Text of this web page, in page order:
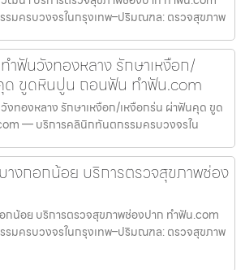
มครบวงจรในกรุงเทพ–ปริมณฑล: ตรวจสุขภาพ
ฟันวังทองหลาง รักษาเหงือก/
ด ขูดหินปูน ถอนฟัน ทำฟัน.com
ทองหลาง รักษาเหงือก/เหงือกร่น ผ่าฟันคุด ขูด
— บริการคลินิกทันตกรรมครบวงจรใน
งกอกน้อย บริการตรวจสุขภาพช่อง
น้อย บริการตรวจสุขภาพช่องปาก ทำฟัน.com
มครบวงจรในกรุงเทพ–ปริมณฑล: ตรวจสุขภาพ